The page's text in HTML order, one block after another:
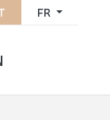
FR